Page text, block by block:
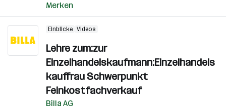
Merken
Einblicke Videos
Lehre zum:zur
Einzelhandelskaufmann:Einzelhandels
kauffrau Schwerpunkt
Feinkostfachverkauf
Billa AG